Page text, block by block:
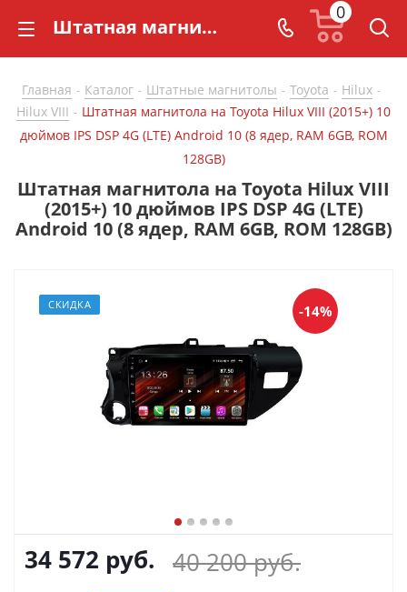
Штатная магнитола на Toyota Hilux VIII (2015+) 10 дюймов IPS DSP 4G (LTE) Android 10 (8 ядер, RAM 6GB, ROM 128GB) - купить в СarBaza
0
Главная - Каталог - Штатные магнитолы - Toyota - Hilux -
Hilux VIII - Штатная магнитола на Toyota Hilux VIII (2015+) 10
дюймов IPS DSP 4G (LTE) Android 10 (8 ядер, RAM 6GB, ROM
128GB)
Штатная магнитола на Toyota Hilux VIII
(2015+) 10 дюймов IPS DSP 4G (LTE)
Android 10 (8 ядер, RAM 6GB, ROM 128GB)
СКИДКА -14%
34 572 руб. 40 200руб.